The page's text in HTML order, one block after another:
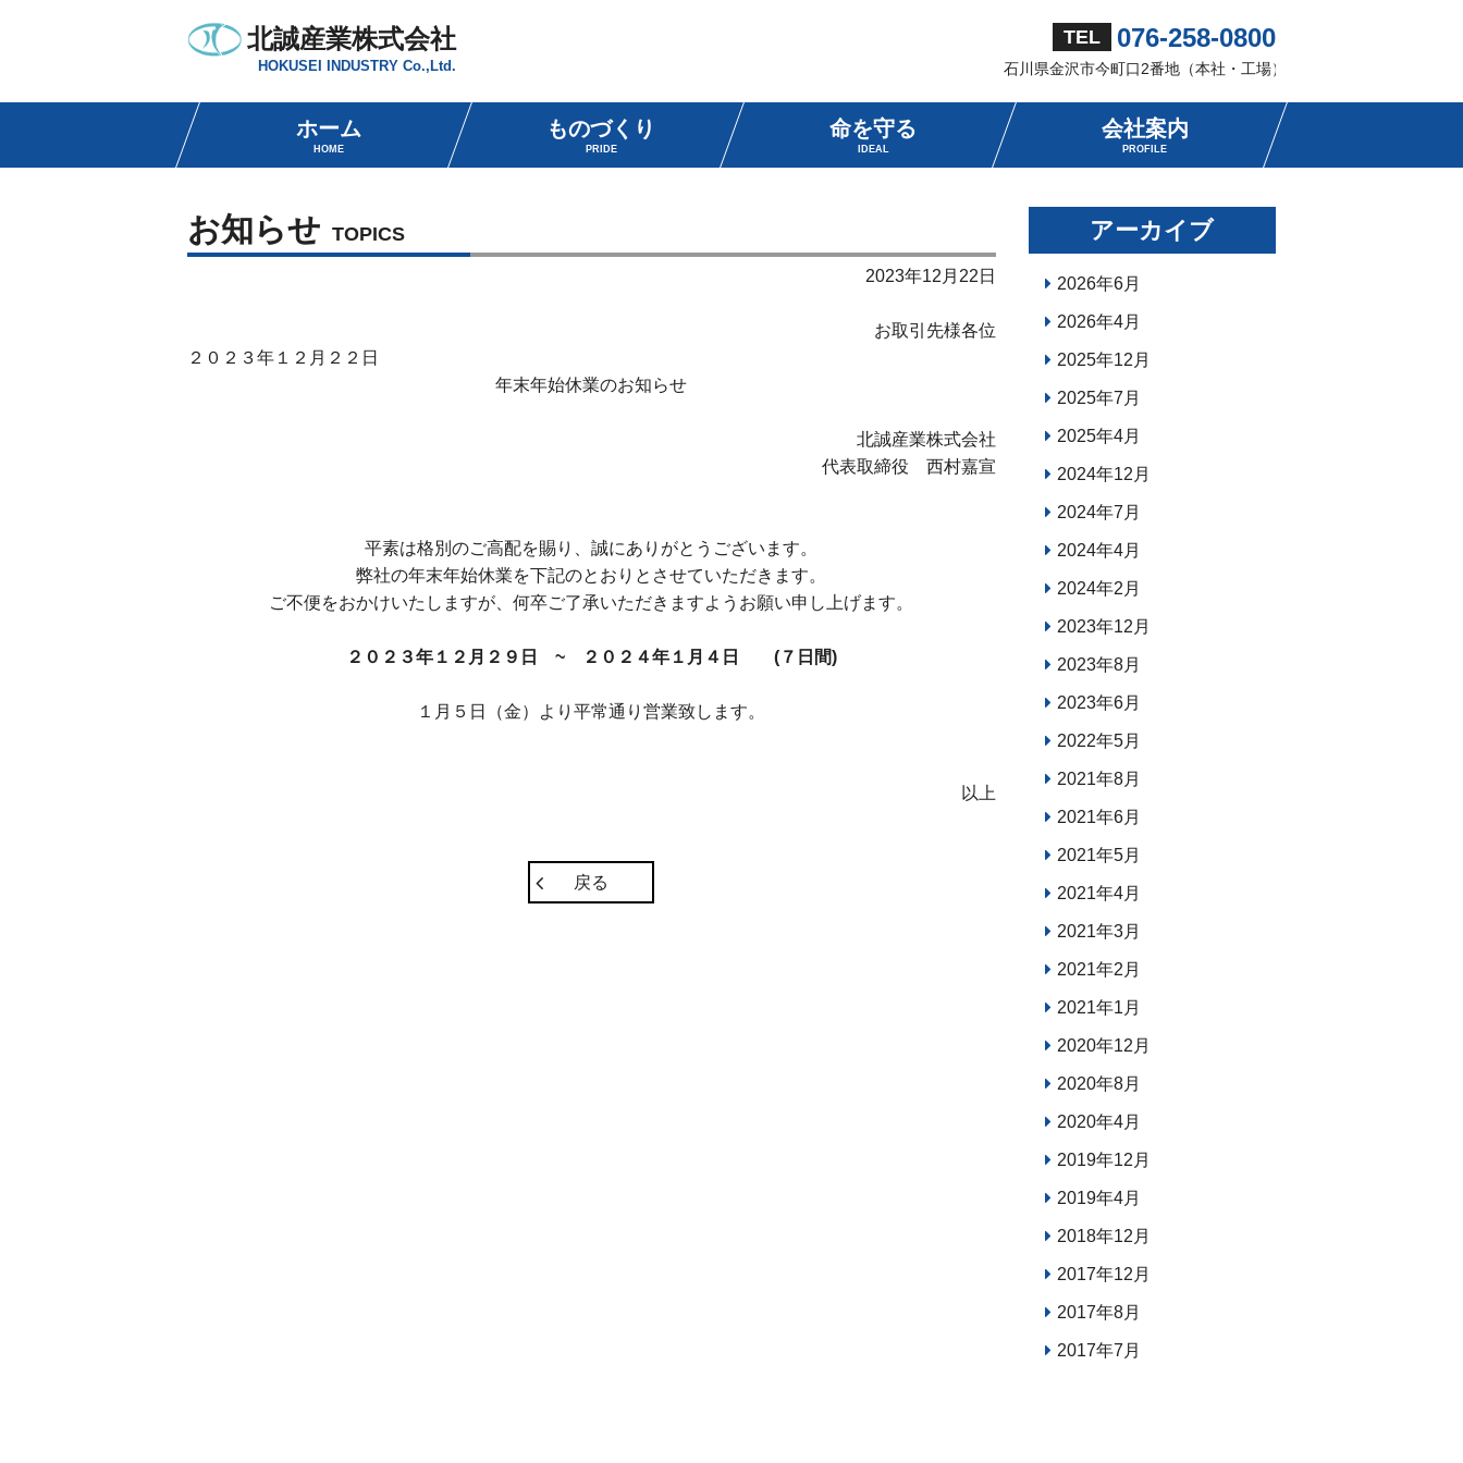
北誠産業株式会社
HOKUSEI INDUSTRY Co.,Ltd.
TEL 076-258-0800
石川県金沢市今町口2番地（本社・工場）
ホーム
HOME
ものづくり
PRIDE
命を守る
IDEAL
会社案内
PROFILE
お知らせ TOPICS
2023年12月22日
お取引先様各位
２０２３年１２月２２日
年末年始休業のお知らせ
北誠産業株式会社
代表取締役 西村嘉宣
平素は格別のご高配を賜り、誠にありがとうございます。
弊社の年末年始休業を下記のとおりとさせていただきます。
ご不便をおかけいたしますが、何卒ご了承いただきますようお願い申し上げます。
２０２３年１２月２９日 ~ ２０２４年１月４日 (７日間)
１月５日（金）より平常通り営業致します。
以上
戻る
アーカイブ
2026年6月
2026年4月
2025年12月
2025年7月
2025年4月
2024年12月
2024年7月
2024年4月
2024年2月
2023年12月
2023年8月
2023年6月
2022年5月
2021年8月
2021年6月
2021年5月
2021年4月
2021年3月
2021年2月
2021年1月
2020年12月
2020年8月
2020年4月
2019年12月
2019年4月
2018年12月
2017年12月
2017年8月
2017年7月